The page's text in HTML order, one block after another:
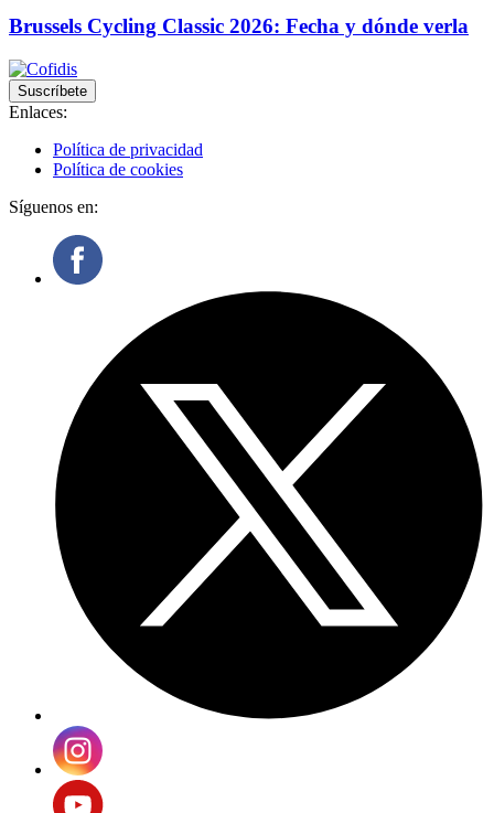
Brussels Cycling Classic 2026: Fecha y dónde verla
Suscríbete
Enlaces:
Política de privacidad
Política de cookies
Síguenos en: